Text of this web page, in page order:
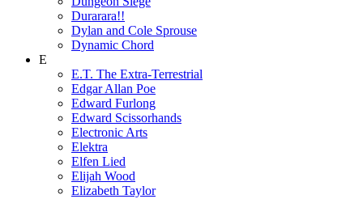
Durarara!!
Dylan and Cole Sprouse
Dynamic Chord
E
E.T. The Extra-Terrestrial
Edgar Allan Poe
Edward Furlong
Edward Scissorhands
Electronic Arts
Elektra
Elfen Lied
Elijah Wood
Elizabeth Taylor